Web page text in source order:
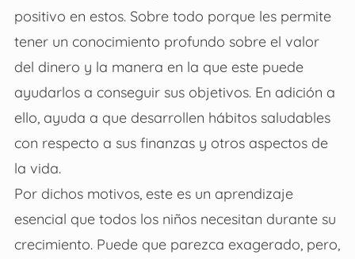
positivo en estos. Sobre todo porque les permite
tener un conocimiento profundo sobre el valor
del dinero y la manera en la que este puede
ayudarlos a conseguir sus objetivos. En adición a
ello, ayuda a que desarrollen hábitos saludables
con respecto a sus finanzas y otros aspectos de
la vida.
Por dichos motivos, este es un aprendizaje
esencial que todos los niños necesitan durante su
crecimiento. Puede que parezca exagerado, pero,